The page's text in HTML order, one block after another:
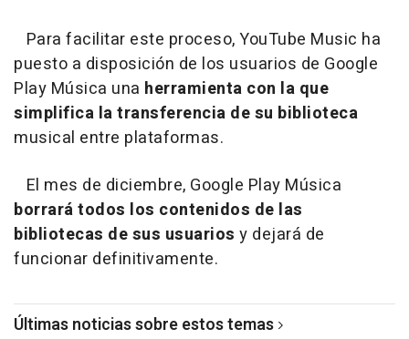
Para facilitar este proceso, YouTube Music ha
puesto a disposición de los usuarios de Google
Play Música una herramienta con la que
simplifica la transferencia de su biblioteca
musical entre plataformas.
El mes de diciembre, Google Play Música
borrará todos los contenidos de las
bibliotecas de sus usuarios y dejará de
funcionar definitivamente.
Últimas noticias sobre estos temas